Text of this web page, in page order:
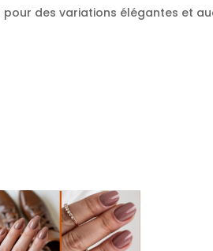
des variations élégantes et